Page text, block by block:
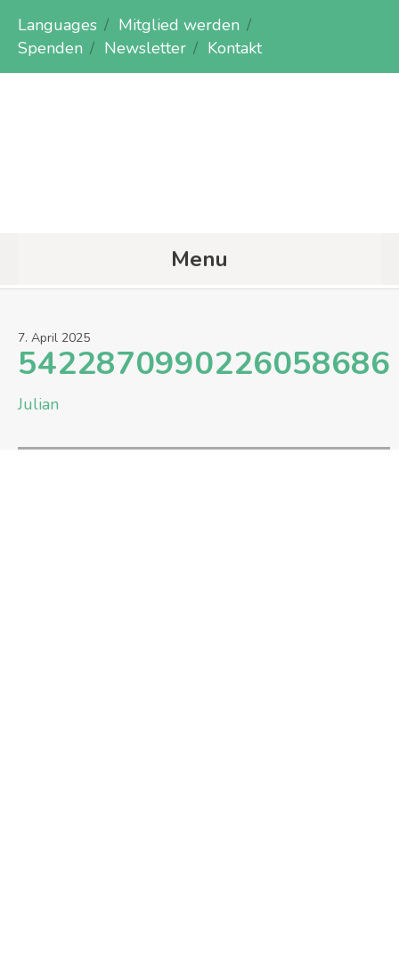
Languages
Mitglied werden
Spenden
Newsletter Kontakt
Menu
7. April 2025
5422870990226058686
Julian